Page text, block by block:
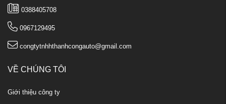
0388405708
0967129495
congtytnhhthanhcongauto@gmail.com
VỀ CHÚNG TÔI
Giới thiệu công ty